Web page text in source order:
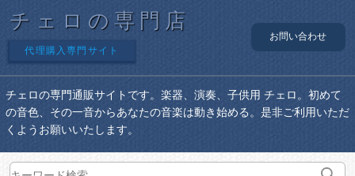
チェロの専門店
代理購入専門サイト
お問い合わせ
チェロの専門通販サイトです。楽器、演奏、子供用 チェロ。初めて
の音色、その一音からあなたの音楽は動き始める。是非ご利用いただ
くようお願いいたします。